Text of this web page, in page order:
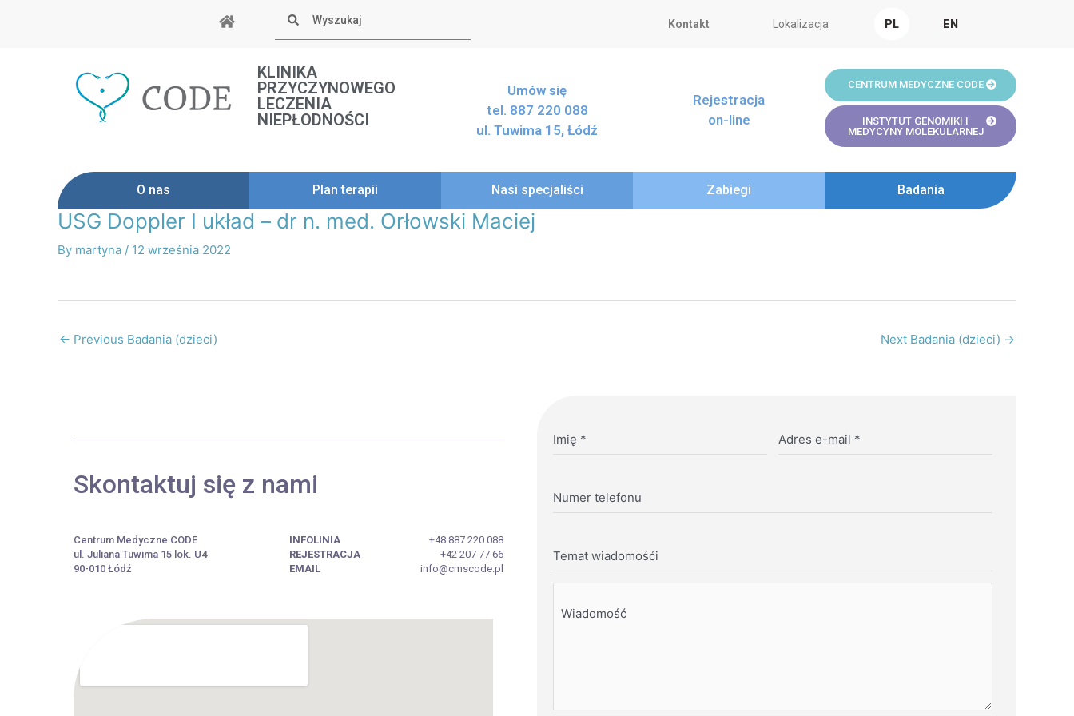
Kontakt Lokalizacja PL EN
KLINIKA
PRZYCZYNOWEGO
LECZENIA
NIEPŁODNOŚCI
Umów się
tel. 887 220 088
ul. Tuwima 15, Łódź
Rejestracja
on-line
CENTRUM MEDYCZNE CODE
INSTYTUT GENOMIKI I
MEDYCYNY MOLEKULARNEJ
O nas Plan terapii Nasi specjaliści Zabiegi Badania
USG Doppler I układ – dr n. med. Orłowski Maciej
By martyna / 12 września 2022
Post
← Previous Badania (dzieci) Next Badania (dzieci) →
Skontaktuj się z nami
Centrum Medyczne CODE
ul. Juliana Tuwima 15 lok. U4
90-010 Łódź
INFOLINIA
REJESTRACJA
EMAIL
+48 887 220 088
+42 207 77 66
info@cmscode.pl
Imię * Adres e-mail *
Numer telefonu
Temat wiadomośći
Wiadomość